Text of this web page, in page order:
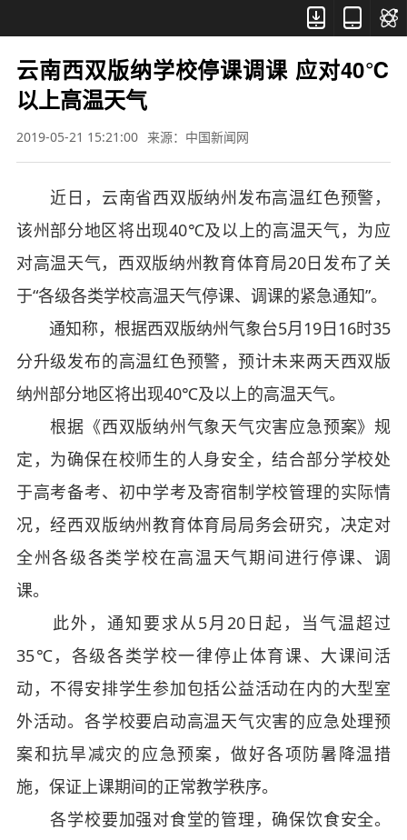



云南西双版纳学校停课调课 应对40℃
以上高温天气
2019-05-21 15:21:00 来源：中国新闻网
近日，云南省西双版纳州发布高温红色预警，
该州部分地区将出现40℃及以上的高温天气，为应
对高温天气，西双版纳州教育体育局20日发布了关
于“各级各类学校高温天气停课、调课的紧急通知”。
通知称，根据西双版纳州气象台5月19日16时35
分升级发布的高温红色预警，预计未来两天西双版
纳州部分地区将出现40℃及以上的高温天气。
根据《西双版纳州气象天气灾害应急预案》规
定，为确保在校师生的人身安全，结合部分学校处
于高考备考、初中学考及寄宿制学校管理的实际情
况，经西双版纳州教育体育局局务会研究，决定对
全州各级各类学校在高温天气期间进行停课、调
课。
此外，通知要求从5月20日起，当气温超过
35℃，各级各类学校一律停止体育课、大课间活
动，不得安排学生参加包括公益活动在内的大型室
外活动。各学校要启动高温天气灾害的应急处理预
案和抗旱减灾的应急预案，做好各项防暑降温措
施，保证上课期间的正常教学秩序。
各学校要加强对食堂的管理，确保饮食安全。